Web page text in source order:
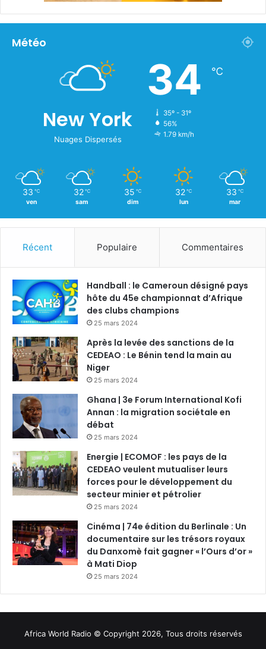
Météo
New York
Nuages Dispersés
34 ℃
35º - 31º
56%
1.79 km/h
33 ℃
ven
32 ℃
sam
35 ℃
dim
32 ℃
lun
33 ℃
mar
Récent Populaire Commentaires
Handball : le Cameroun désigné pays
hôte du 45e championnat d’Afrique
des clubs champions
25 mars 2024
Après la levée des sanctions de la
CEDEAO : Le Bénin tend la main au
Niger
25 mars 2024
Ghana | 3e Forum International Kofi
Annan : la migration sociétale en
débat
25 mars 2024
Energie | ECOMOF : les pays de la
CEDEAO veulent mutualiser leurs
forces pour le développement du
secteur minier et pétrolier
25 mars 2024
Cinéma | 74e édition du Berlinale : Un
documentaire sur les trésors royaux
du Danxomè fait gagner « l’Ours d’or »
à Mati Diop
25 mars 2024
Africa World Radio © Copyright 2026, Tous droits réservés